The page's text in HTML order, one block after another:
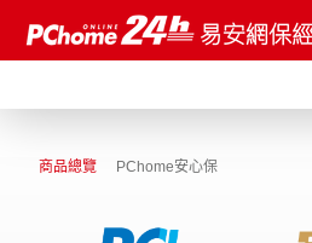
商品總覽 PChome安心保